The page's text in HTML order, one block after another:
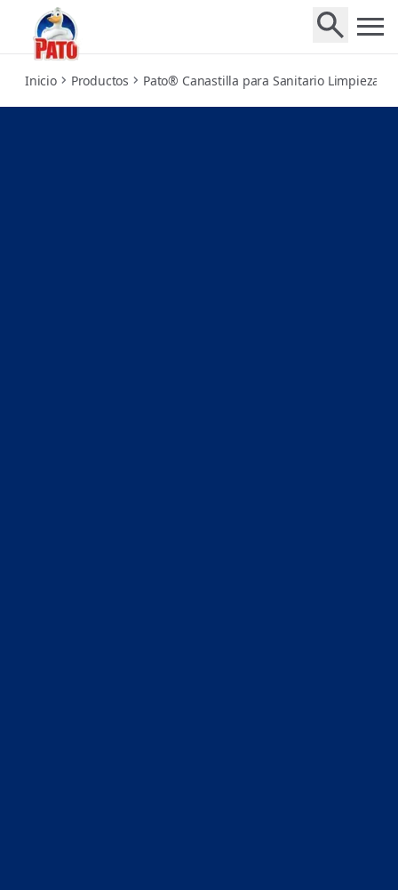
brisa-de-mar
Inicio Productos Pato® Canastilla para Sanitario Limpieza